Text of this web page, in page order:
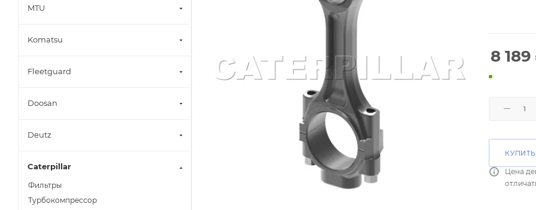
8 189
Цена
MTU
Komatsu
Fleetguard
Doosan
Deutz
Caterpillar
Фильтры
Турбокомпрессор